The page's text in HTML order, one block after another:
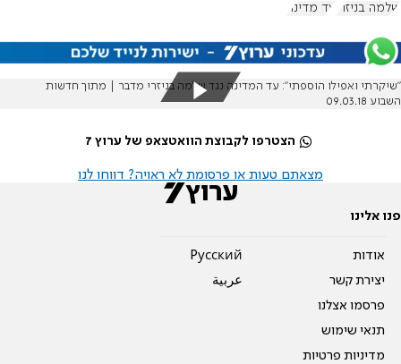
שלמה בניזרי עד מדינה
"שיקרתי ואפילו הוספתי": עד המדינה נגד שלמה בניזרי מדבר | מתוך חדשות
השבוע 09.03.18
הצטרפו לקבוצת הוואטצאפ של ערוץ 7
מצאתם טעות או פרסומת לא ראויה? דווחו לנו
פנו אלינו
אודות
יצירת קשר
פרסמו אצלנו
תנאי שימוש
מדיניות פרטיות
Pусский
عربية